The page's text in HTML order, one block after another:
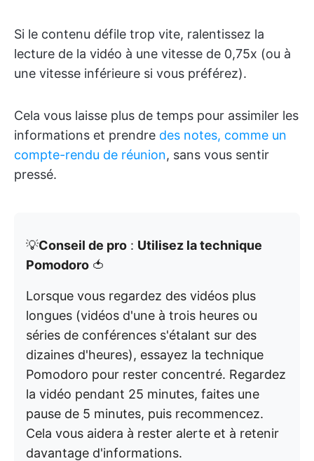
Si le contenu défile trop vite, ralentissez la
lecture de la vidéo à une vitesse de 0,75x (ou à
une vitesse inférieure si vous préférez).
Cela vous laisse plus de temps pour assimiler les
informations et prendre des notes, comme un
compte-rendu de réunion, sans vous sentir
pressé.
💡Conseil de pro : Utilisez la technique
Pomodoro 🍅
Lorsque vous regardez des vidéos plus
longues (vidéos d'une à trois heures ou
séries de conférences s'étalant sur des
dizaines d'heures), essayez la technique
Pomodoro pour rester concentré. Regardez
la vidéo pendant 25 minutes, faites une
pause de 5 minutes, puis recommencez.
Cela vous aidera à rester alerte et à retenir
davantage d'informations.